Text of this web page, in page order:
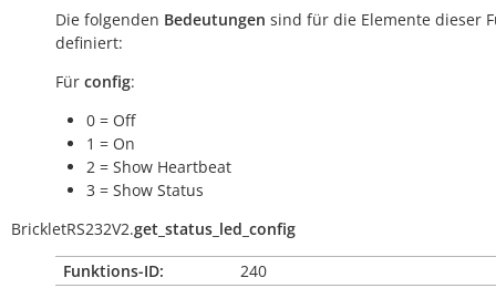
Die folgenden Bedeutungen sind für die Elemente dieser
definiert:
Für config:
0 = Off
1 = On
2 = Show Heartbeat
3 = Show Status
BrickletRS232V2.get_status_led_config
Funktions-ID:
240